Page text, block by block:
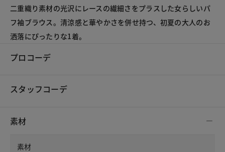
二重織り素材の光沢にレースの繊細さをプラスした女らしいパ
フ袖ブラウス。清涼感と華やかさを併せ持つ、初夏の大人のお
洒落にぴったりな1着。
プロコーデ
スタッフコーデ
素材
素材